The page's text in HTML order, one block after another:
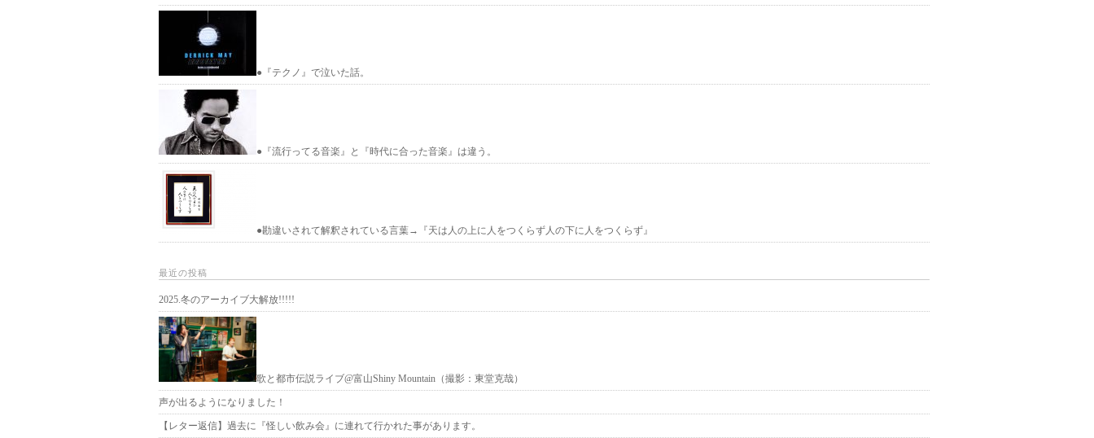
●『テクノ』で泣いた話。
●『流行ってる音楽』と『時代に合った音楽』は違う。
●勘違いされて解釈されている言葉→『天は人の上に人をつくらず人の下に人をつくらず』
最近の投稿
2025.冬のアーカイブ大解放!!!!!
歌と都市伝説ライブ@富山Shiny Mountain（撮影：東堂克哉）
声が出るようになりました！
【レター返信】過去に『怪しい飲み会』に連れて行かれた事があります。